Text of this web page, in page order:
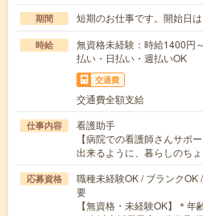
期間 短期のお仕事です。開始日
時給
無資格未経験：時給1400
払い・日払い・週払いOK
交通費
交通費全額支給
仕事内容
看護助手
【病院での看護師さんサポ
出来るように、暮らしのち
応募資格
職種未経験OK / ブランクOK
要
【無資格・未経験OK】＊